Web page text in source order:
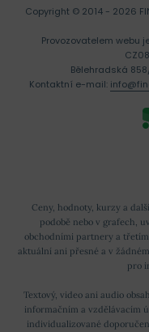
Ceny, hodnoty, kurzy a
podobě nebo v grafech,
obchodními partnery a
aktuální ani přesné a v
pro
Textový, video ani audio
informačním a vzdělávacím
individualizované
Copyright © 2014 - 2026
Provozovatelem webu
Bělehradská
Kontaktní e-mail: